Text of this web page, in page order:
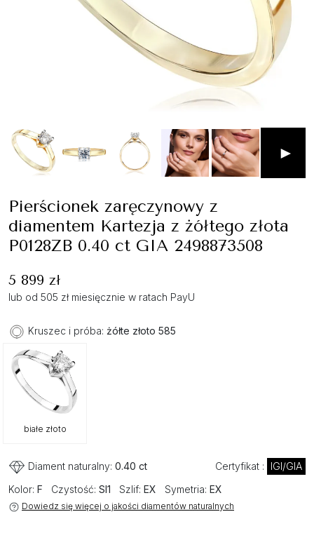
►
Pierścionek zaręczynowy z
diamentem Kartezja z żółtego złota
P0128ZB 0.40 ct GIA 2498873508
5 899 zł
lub od 505 zł miesięcznie w ratach PayU
Kruszec i próba: żółte złoto 585
białe złoto
Diament naturalny: 0.40 ct Certyfikat :
IGI/GIA
Kolor: F Czystość: SI1 Szlif: EX Symetria: EX
Dowiedz się więcej o jakości diamentów naturalnych